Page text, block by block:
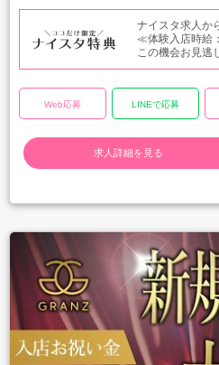
ナイスタ求人か
≪体験入店時給
この機会お見逃
Web応募 LINEで応募
求人詳細を見る